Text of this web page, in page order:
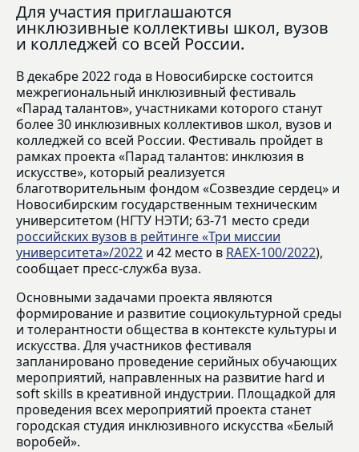
Для участия приглашаются
инклюзивные коллективы школ, вузов
и колледжей со всей России.
В декабре 2022 года в Новосибирске состоится
межрегиональный инклюзивный фестиваль
«Парад талантов», участниками которого станут
более 30 инклюзивных коллективов школ, вузов и
колледжей со всей России. Фестиваль пройдет в
рамках проекта «Парад талантов: инклюзия в
искусстве», который реализуется
благотворительным фондом «Созвездие сердец» и
Новосибирским государственным техническим
университетом (НГТУ НЭТИ; 63-71 место среди
российских вузов в рейтинге «Три миссии
университета»/2022 и 42 место в RAEX-100/2022),
сообщает пресс-служба вуза.
Основными задачами проекта являются
формирование и развитие социокультурной среды
и толерантности общества в контексте культуры и
искусства. Для участников фестиваля
запланировано проведение серийных обучающих
мероприятий, направленных на развитие hard и
soft skills в креативной индустрии. Площадкой для
проведения всех мероприятий проекта станет
городская студия инклюзивного искусства «Белый
воробей».